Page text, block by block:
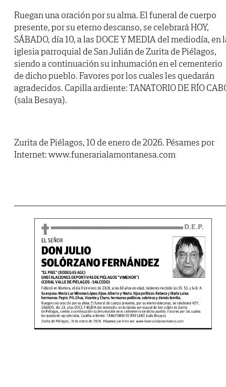
Ruegan una oración por su alma. El funeral de cuerpo
presente, por su eterno descanso, se celebrará HOY,
SÁBADO, día 10, a las DOCE Y MEDIA del mediodía, en
iglesia parroquial de San Julián de Zurita de Piélagos,
siendo a continuación su inhumación en el cementerio
de dicho pueblo. Favores por los cuales les quedarán
agradecidos. Capilla ardiente: TANATORIO DE RÍO
(sala Besaya).
Zurita de Piélagos, 10 de enero de 2026. Pésames por
Internet: www.funerarialamontanesa.com